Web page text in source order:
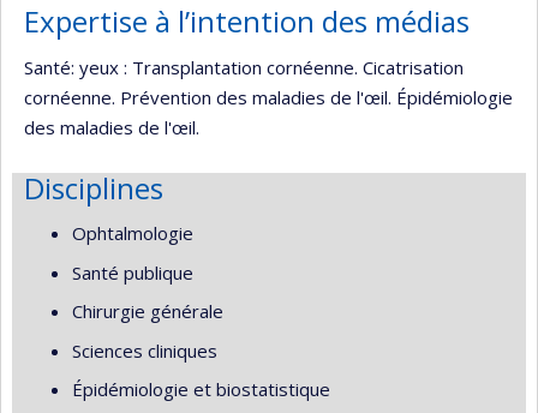
Expertise à l’intention des médias
Santé: yeux : Transplantation cornéenne. Cicatrisation
cornéenne. Prévention des maladies de l'œil. Épidémiologie
des maladies de l'œil.
Disciplines
Ophtalmologie
Santé publique
Chirurgie générale
Sciences cliniques
Épidémiologie et biostatistique